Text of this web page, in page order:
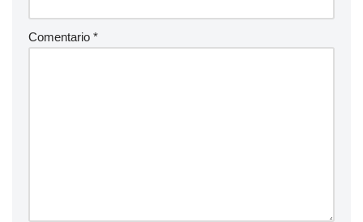
Comentario *